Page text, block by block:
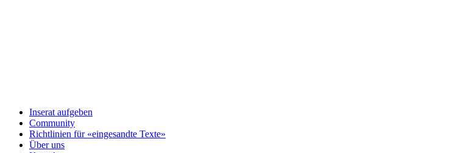
Inserat aufgeben
Community
Richtlinien für «eingesandte Texte»
Über uns